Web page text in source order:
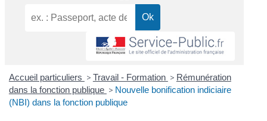
Accueil particuliers > Travail - Formation > Rémunération
dans la fonction publique > Nouvelle bonification indiciaire
(NBI) dans la fonction publique